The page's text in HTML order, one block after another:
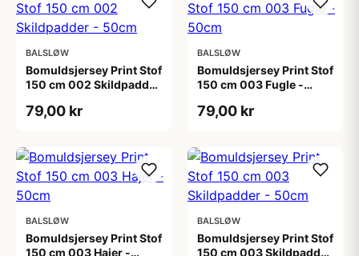
BALSLØW
Bomuldsjersey Print Stof
150 cm 002 Skildpadder
79,00 kr
BALSLØW
Bomuldsjersey Print Stof
150 cm 003 Fugle -
79,00 kr
BALSLØW
Bomuldsjersey Print Stof
150 cm 003 Hajer -
BALSLØW
Bomuldsjersey Print Stof
150 cm 003 Skildpadder